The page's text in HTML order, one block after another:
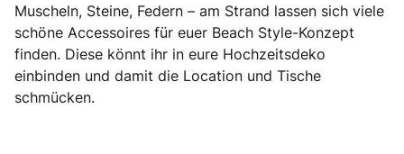
Muscheln, Steine, Federn – am Strand lassen sich viele
schöne Accessoires für euer Beach Style-Konzept
finden. Diese könnt ihr in eure Hochzeitsdeko
einbinden und damit die Location und Tische
schmücken.